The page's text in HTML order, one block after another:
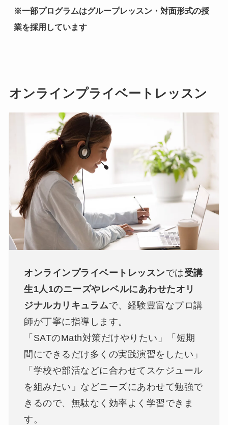
※一部プログラムはグループレッスン・対面形式の授
業を採用しています
オンラインプライベートレッスン
オンラインプライベートレッスンでは受講
生1人1のニーズやレベルにあわせたオリ
ジナルカリキュラムで、経験豊富なプロ講
師が丁寧に指導します。
「SATのMath対策だけやりたい」「短期
間にできるだけ多くの実践演習をしたい」
「学校や部活などに合わせてスケジュール
を組みたい」などニーズにあわせて勉強で
きるので、無駄なく効率よく学習できま
す。